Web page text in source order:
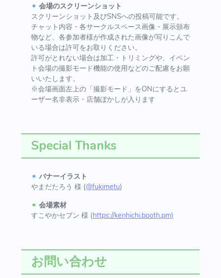
⚫︎ 会場のスクリーンショット
スクリーンショット及びSNSへの投稿可能です。
チャット内容・各サークルスペース画像・展示頒布
物など、各参加者様が作成された画像が写りこんで
いる場合は許可をお取りください。
許可がとれない場合は加工・トリミングや、イベン
ト会場の撮影モード機能の使用などのご配慮をお願
いいたします。
※会場画面左上の「撮影モード」をONにするとユ
ーザー名非表示・店舗ぼかしが入ります
Special Thanks
⚫︎ バナーイラスト
やまだたろう 様 (@fukimetu)
⚫︎ 会場素材
すこやかセブン 様 (https://kenhichi.booth.pm)
お問い合わせ